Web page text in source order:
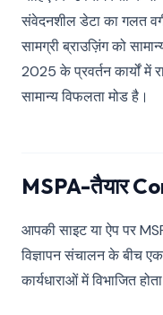
संवेदनशील डेटा का गलत
सामग्री ब्राउज़िंग को
2025 के प्रवर्तन कार्यों में
सामान्य विफलता मोड है।
MSPA-तैयार
आपकी साइट या ऐप पर
विज्ञापन संचालन के बीच
कार्यधाराओं में विभाजित